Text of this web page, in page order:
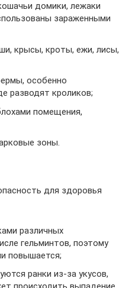
домики, лежаки
зараженными
крысы, кроты, ежи, лисы,
особенно
разводят кроликов;
помещения,
зоны.
для здоровья
различных
гельминтов, поэтому
повышается;
ранки из-за укусов,